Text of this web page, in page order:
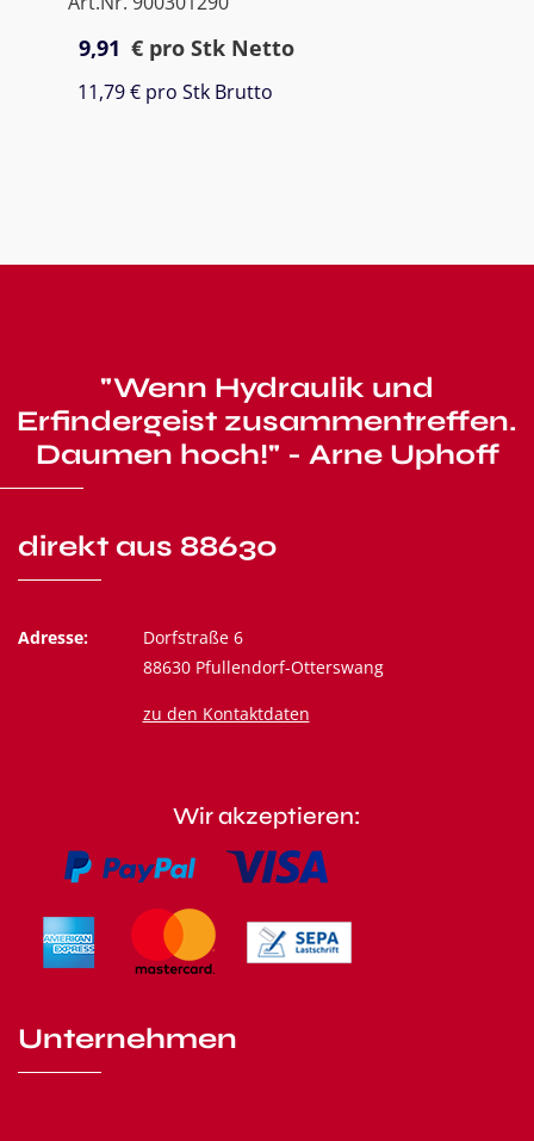
9,91 € pro Stk Netto
11,79 € pro Stk Brutto
"Wenn Hydraulik und
Erfindergeist zusammentreffen.
Daumen hoch!" - Arne Uphoff
direkt aus 88630
Adresse:
Dorfstraße 6
88630 Pfullendorf-Otterswang
zu den Kontaktdaten
Wir akzeptieren:
Unternehmen